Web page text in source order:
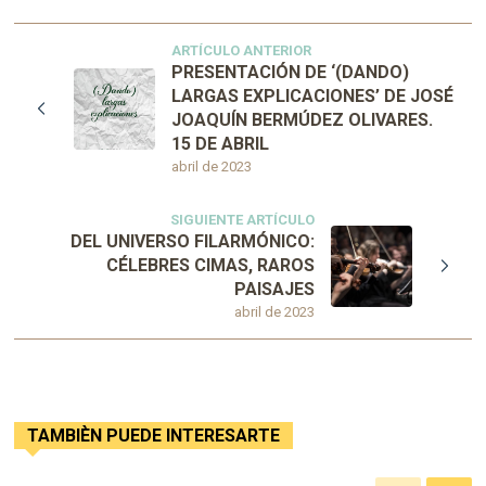
ARTÍCULO ANTERIOR
abril de 2023
PRESENTACIÓN DE ‘(DANDO)
LARGAS EXPLICACIONES’ DE JOSÉ
JOAQUÍN BERMÚDEZ OLIVARES.
15 DE ABRIL
SIGUIENTE ARTÍCULO
abril de 2023
DEL UNIVERSO FILARMÓNICO:
CÉLEBRES CIMAS, RAROS
PAISAJES
TAMBIÈN PUEDE INTERESARTE